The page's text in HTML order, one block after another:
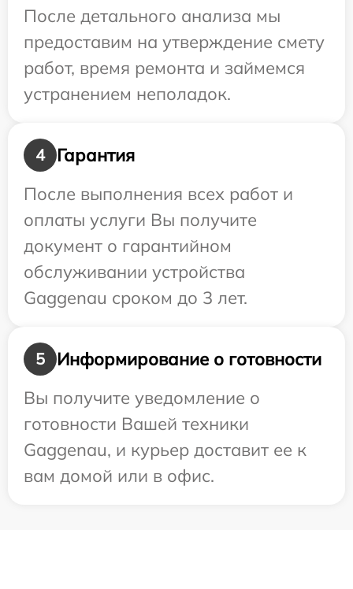
После детального анализа мы
предоставим на утверждение смету
работ, время ремонта и займемся
устранением неполадок.
4
Гарантия
После выполнения всех работ и
оплаты услуги Вы получите
документ о гарантийном
обслуживании устройства
Gaggenau сроком до 3 лет.
5
Информирование о готовности
Вы получите уведомление о
готовности Вашей техники
Gaggenau, и курьер доставит ее к
вам домой или в офис.